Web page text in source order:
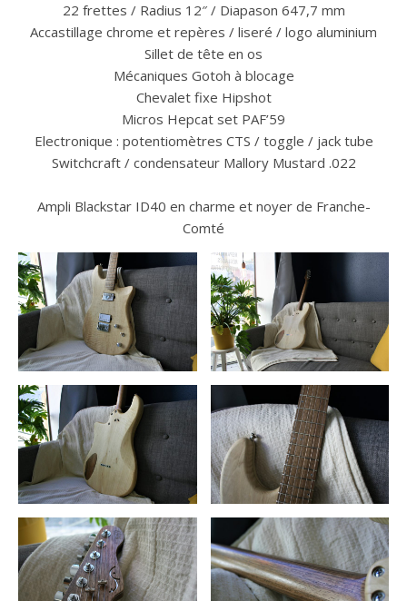
22 frettes / Radius 12″ / Diapason 647,7 mm
Accastillage chrome et repères / liseré / logo aluminium
Sillet de tête en os
Mécaniques Gotoh à blocage
Chevalet fixe Hipshot
Micros Hepcat set PAF’59
Electronique : potentiomètres CTS / toggle / jack tube
Switchcraft / condensateur Mallory Mustard .022
Ampli Blackstar ID40 en charme et noyer de Franche-
Comté